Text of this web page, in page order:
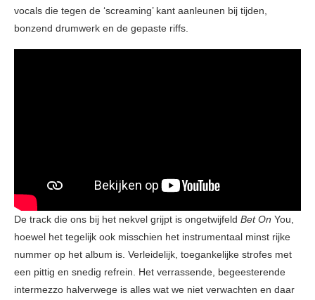
vocals die tegen de ‘screaming’ kant aanleunen bij tijden,
bonzend drumwerk en de gepaste riffs.
De track die ons bij het nekvel grijpt is ongetwijfeld Bet On You,
hoewel het tegelijk ook misschien het instrumentaal minst rijke
nummer op het album is. Verleidelijk, toegankelijke strofes met
een pittig en snedig refrein. Het verrassende, begeesterende
intermezzo halverwege is alles wat we niet verwachten en daar